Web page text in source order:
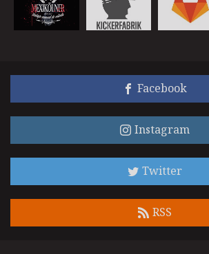
Facebook
Instagram
Twitter
RSS